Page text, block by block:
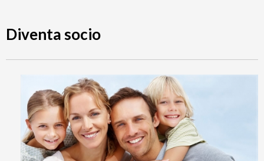
Diventa socio